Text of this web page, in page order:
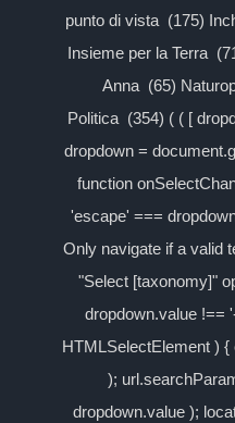
punto di vista (175)
Insieme per la Terra
Anna (65)
Politica (354) ( ( [
dropdown =
function
'escape' ===
Only navigate if a valid
"Select [taxonomy]"
dropdown.value !==
HTMLSelectElement )
);
dropdown.value );